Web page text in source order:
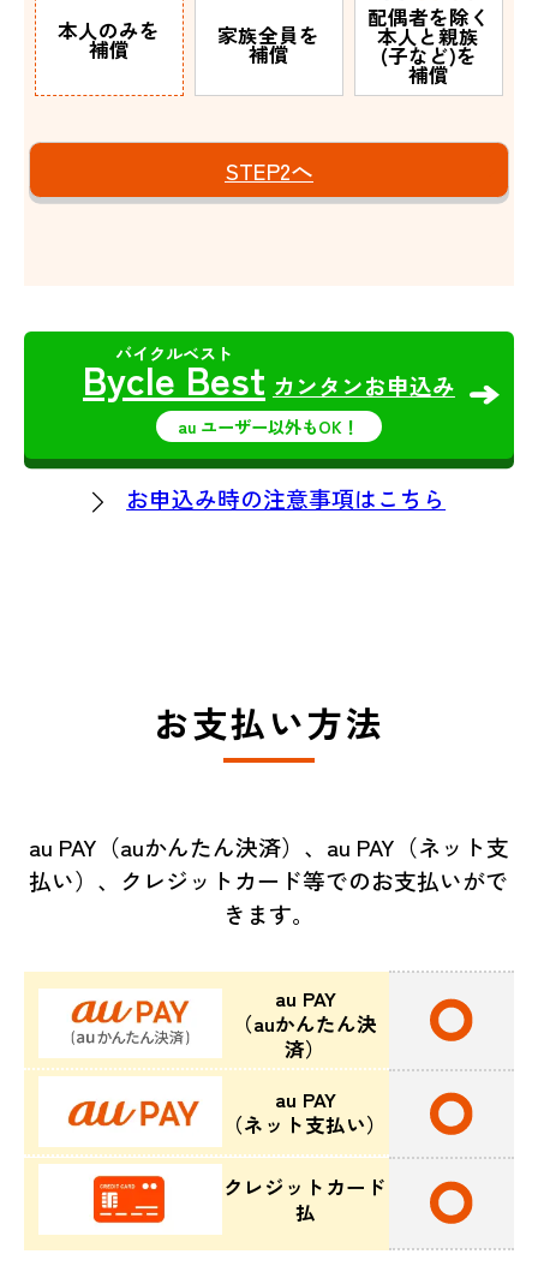
本人のみを
補償
家族全員を
補償
配偶者を除く
本人と親族
(子など)を
補償
STEP2へ
Bycle Best カンタンお申込み
au ユーザー以外もOK！
お申込み時の注意事項はこちら
お支払い方法
au PAY（auかんたん決済）、au PAY（ネット支
払い）、クレジットカード等でのお支払いがで
きます。
au PAY
（auかんたん決
済）
au PAY
（ネット支払い）
クレジットカード
払